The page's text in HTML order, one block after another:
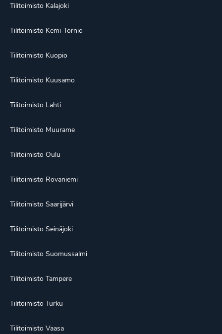
Tilitoimisto Kalajoki
Tilitoimisto Kemi-Tornio
Tilitoimisto Kuopio
Tilitoimisto Kuusamo
Tilitoimisto Lahti
Tilitoimisto Muurame
Tilitoimisto Oulu
Tilitoimisto Rovaniemi
Tilitoimisto Saarijärvi
Tilitoimisto Seinäjoki
Tilitoimisto Suomussalmi
Tilitoimisto Tampere
Tilitoimisto Turku
Tilitoimisto Vaasa